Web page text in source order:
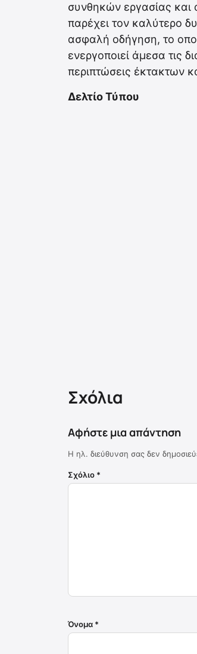
συνθηκών εργασίας και
παρέχει τον καλύτερο
ασφαλή οδήγηση, το
ενεργοποιεί άμεσα τις
περιπτώσεις έκτακτων
Δελτίο Τύπου
Σχόλια
Αφήστε μια απάντηση
Η ηλ. διεύθυνση σας δεν
Σχόλιο *
Όνομα *